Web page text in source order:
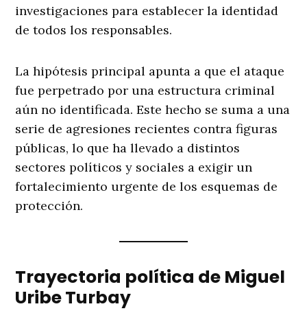
investigaciones para establecer la identidad
de todos los responsables.
La hipótesis principal apunta a que el ataque
fue perpetrado por una estructura criminal
aún no identificada. Este hecho se suma a una
serie de agresiones recientes contra figuras
públicas, lo que ha llevado a distintos
sectores políticos y sociales a exigir un
fortalecimiento urgente de los esquemas de
protección.
Trayectoria política de Miguel
Uribe Turbay